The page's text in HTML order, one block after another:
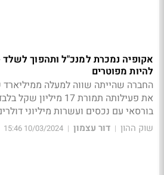
אקופיה נמכרת למנכ"ל ותהפוך לשלד
להיות מפוטרים
החברה שהייתה שווה למעלה
את פעילותה תמורת 17
בורסאי עם נכסים ועשרות מיליוני
שוק ההון | דור עצמון |
10/03/2024 15:46